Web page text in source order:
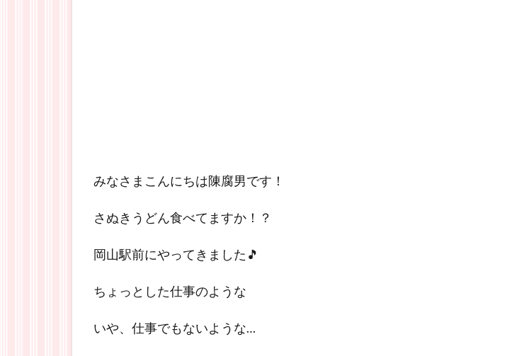
みなさまこんにちは陳腐男です！
さぬきうどん食べてますか！？
岡山駅前にやってきました🎵
ちょっとした仕事のような
いや、仕事でもないような…